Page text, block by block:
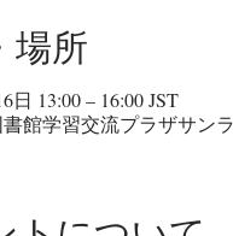
場所
日 13:00 – 16:00 JST
館学習交流プラザサン